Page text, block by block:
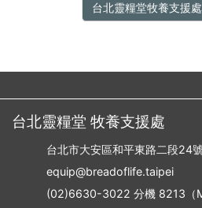
台北靈糧堂牧養支援
台北靈糧堂 牧養支援處
台北市大安區和平東路二段24
equip@breadoflife.taipei
(02)6630-3022 分機 8213（